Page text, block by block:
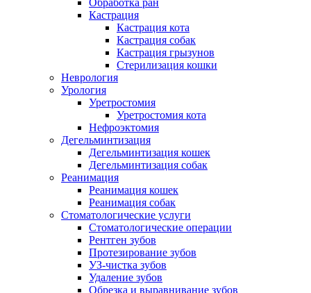
Обработка ран
Кастрация
Кастрация кота
Кастрация собак
Кастрация грызунов
Стерилизация кошки
Неврология
Урология
Уретростомия
Уретростомия кота
Нефроэктомия
Дегельминтизация
Дегельминтизация кошек
Дегельминтизация собак
Реанимация
Реанимация кошек
Реанимация собак
Стоматологические услуги
Стоматологические операции
Рентген зубов
Протезирование зубов
УЗ-чистка зубов
Удаление зубов
Обрезка и выравнивание зубов